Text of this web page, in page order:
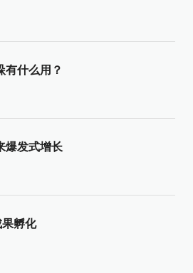
有什么用？
爆发式增长
孵化